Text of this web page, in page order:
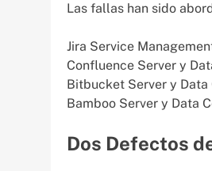
Las fallas han sido
Jira Service
Confluence Server y
Bitbucket Server y Data
Bamboo Server y Data
Dos Defectos